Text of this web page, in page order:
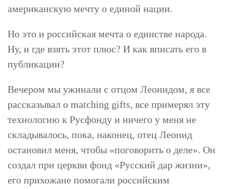
американскую мечту о единой нации.
Но это и российская мечта о единстве народа.
Ну, и где взять этот плюс? И как вписать его в
публикации?
Вечером мы ужинали с отцом Леонидом, я все
рассказывал о matching gifts, все примерял эту
технологию к Русфонду и ничего у меня не
складывалось, пока, наконец, отец Леонид
остановил меня, чтобы «поговорить о деле». Он
создал при церкви фонд «Русский дар жизни»,
его прихожане помогали российским